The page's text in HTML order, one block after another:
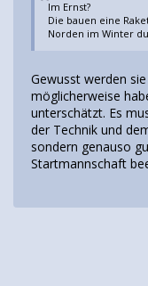
Im Ernst?
Die bauen eine
Norden im Winter
Gewusst werden
möglicherweise
unterschätzt. Es
der Technik und
sondern genauso
Startmannschaft